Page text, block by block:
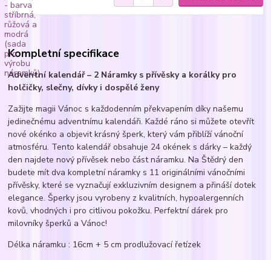
Kompletní specifikace
Adventní kalendář – 2 Náramky s přívěsky a korálky pro
holčičky, slečny, dívky i dospělé ženy
Zažijte magii Vánoc s každodenním překvapením díky našemu
jedinečnému adventnímu kalendáři. Každé ráno si můžete otevřít
nové okénko a objevit krásný šperk, který vám přiblíží vánoční
atmosféru. Tento kalendář obsahuje 24 okének s dárky – každý
den najdete nový přívěsek nebo část náramku. Na Štědrý den
budete mít dva kompletní náramky s 11 originálními vánočními
přívěsky, které se vyznačují exkluzivním designem a přináší dotek
elegance. Šperky jsou vyrobeny z kvalitních, hypoalergenních
kovů, vhodných i pro citlivou pokožku. Perfektní dárek pro
milovníky šperků a Vánoc!
Délka náramku : 16cm + 5 cm prodlužovací řetízek